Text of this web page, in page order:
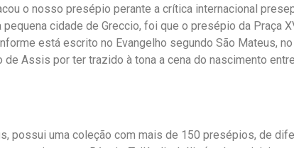
o nosso presépio perante a crítica internacional
cidade de Greccio, foi que o presépio da Praça
está escrito no Evangelho segundo São Mateus,
de Assis por ter trazido à tona a cena do nascimento
possui uma coleção com mais de 150 presépios, de